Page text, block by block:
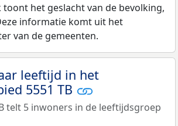
het geslacht van de bevolking,
informatie komt uit het
van de gemeenten.
leeftijd in het
5551 TB
telt 5 inwoners in de leeftijdsgroep